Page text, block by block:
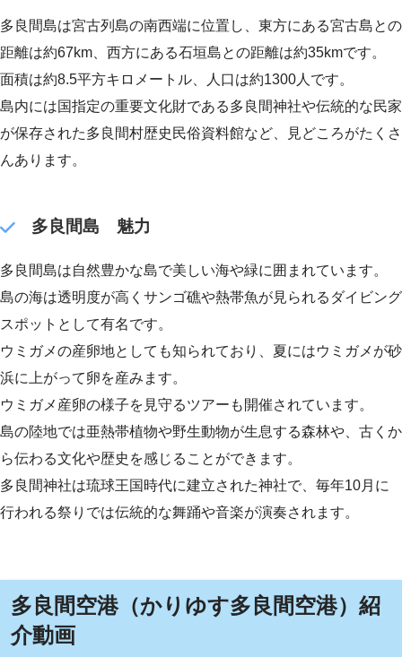
多良間島は宮古列島の南西端に位置し、東方にある宮古島との
距離は約67km、西方にある石垣島との距離は約35kmです。
面積は約8.5平方キロメートル、人口は約1300人です。
島内には国指定の重要文化財である多良間神社や伝統的な民家
が保存された多良間村歴史民俗資料館など、見どころがたくさ
んあります。
多良間島 魅力
多良間島は自然豊かな島で美しい海や緑に囲まれています。
島の海は透明度が高くサンゴ礁や熱帯魚が見られるダイビング
スポットとして有名です。
ウミガメの産卵地としても知られており、夏にはウミガメが砂
浜に上がって卵を産みます。
ウミガメ産卵の様子を見守るツアーも開催されています。
島の陸地では亜熱帯植物や野生動物が生息する森林や、古くか
ら伝わる文化や歴史を感じることができます。
多良間神社は琉球王国時代に建立された神社で、毎年10月に
行われる祭りでは伝統的な舞踊や音楽が演奏されます。
多良間空港（かりゆす多良間空港）紹
介動画